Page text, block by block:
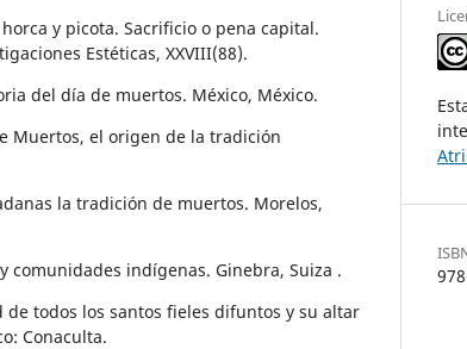
y picota. Sacrificio o pena capital.
Estéticas, XXVIII(88).
del día de muertos. México, México.
Muertos, el origen de la tradición
la tradición de muertos. Morelos,
comunidades indígenas. Ginebra, Suiza .
de todos los santos fieles difuntos y su altar
Conaculta.